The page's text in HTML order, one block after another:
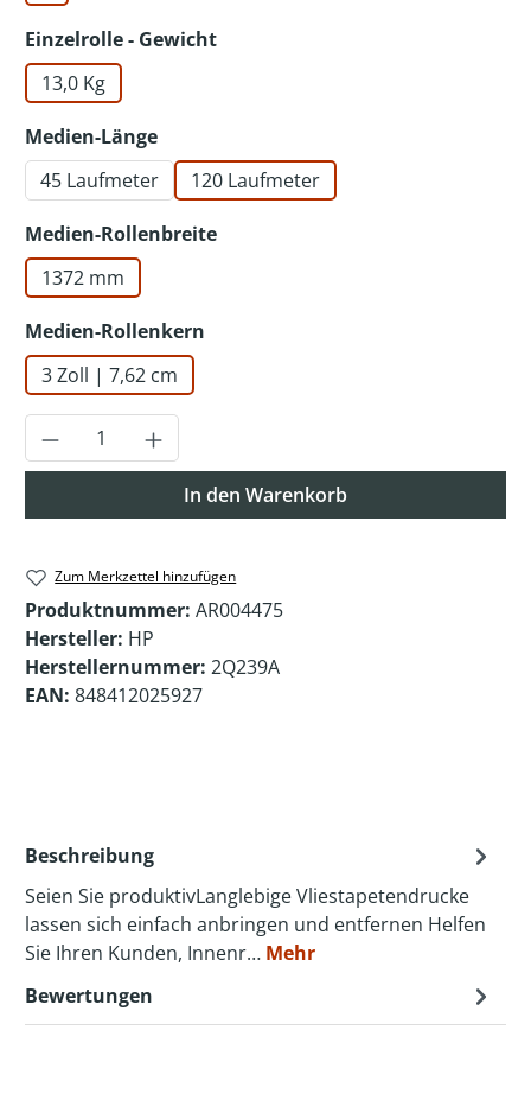
Einzelrolle - Gewichtauswählen
13,0 Kg
Medien-Längeauswählen
45 Laufmeter
120 Laufmeter
Medien-Rollenbreiteauswählen
1372 mm
Medien-Rollenkern
3 Zoll | 7,62 cm
Produkt Anzahl: Gib den gewünschten
In den Warenkorb
Zum Merkzettel hinzufügen
Produktnummer: AR004475
Hersteller: HP
Herstellernummer: 2Q239A
EAN: 848412025927
Beschreibung
Seien Sie produktivLanglebige Vliestapetendrucke
lassen sich einfach anbringen und entfernen Helfen
Sie Ihren Kunden, Innenr… Mehr
Bewertungen